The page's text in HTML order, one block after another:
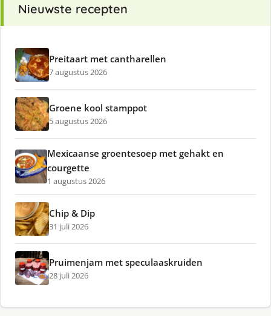
Nieuwste recepten
Preitaart met cantharellen
7 augustus 2026
Groene kool stamppot
5 augustus 2026
Mexicaanse groentesoep met gehakt en
courgette
1 augustus 2026
Chip & Dip
31 juli 2026
Pruimenjam met speculaaskruiden
28 juli 2026